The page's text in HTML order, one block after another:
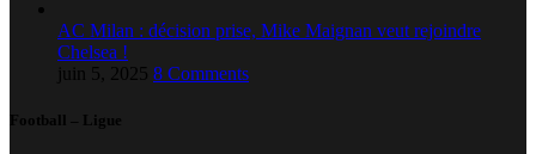
AC Milan : décision prise, Mike Maignan veut rejoindre
Chelsea !
juin 5, 2025 8 Comments
Football – Ligue